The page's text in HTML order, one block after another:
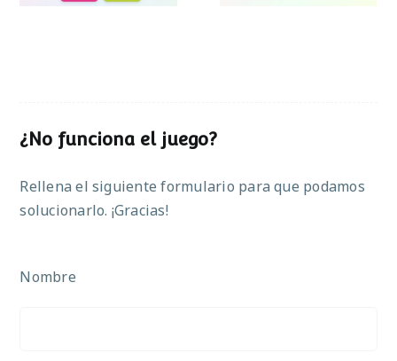
¿No funciona el juego?
Rellena el siguiente formulario para que podamos
solucionarlo. ¡Gracias!
Nombre